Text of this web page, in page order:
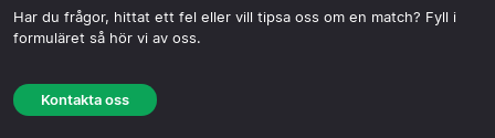
Har du frågor, hittat ett fel eller vill tipsa oss om en match? Fyll i
formuläret så hör vi av oss.
Kontakta oss